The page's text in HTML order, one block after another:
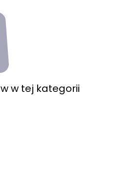
w tej kategorii